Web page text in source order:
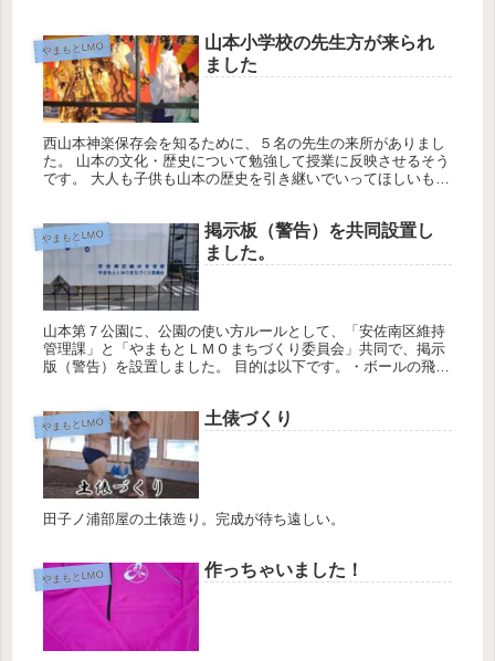
やまもとLMO
山本小学校の先生方が来られ
ました
西山本神楽保存会を知るために、５名の先生の来所がありまし
た。 山本の文化・歴史について勉強して授業に反映させるそう
です。 大人も子供も山本の歴史を引き継いでいってほしいもの
やまもとLMO
掲示板（警告）を共同設置し
ました。
山本第７公園に、公園の使い方ルールとして、「安佐南区維持
管理課」と「やまもとＬＭＯまちづくり委員会」共同で、掲示
版（警告）を設置しました。 目的は以下です。・ボールの飛び
やまもとLMO 土俵づくり
田子ノ浦部屋の土俵造り。完成が待ち遠しい。
やまもとLMO 作っちゃいました！